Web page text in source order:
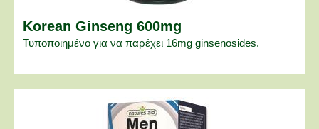
Korean Ginseng 600mg
Τυποποιημένο για να παρέχει 16mg ginsenosides.